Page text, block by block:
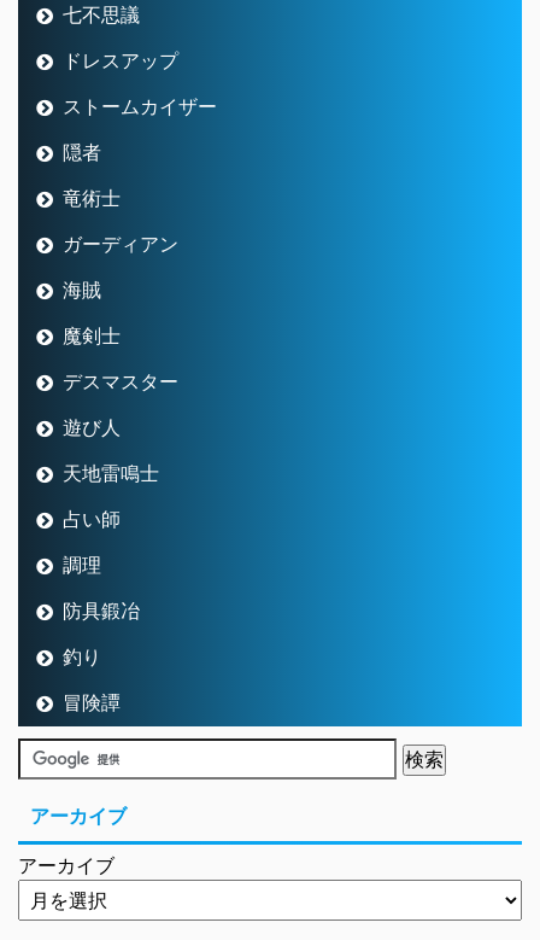
七不思議
ドレスアップ
ストームカイザー
隠者
竜術士
ガーディアン
海賊
魔剣士
デスマスター
遊び人
天地雷鳴士
占い師
調理
防具鍛冶
釣り
冒険譚
アーカイブ
アーカイブ